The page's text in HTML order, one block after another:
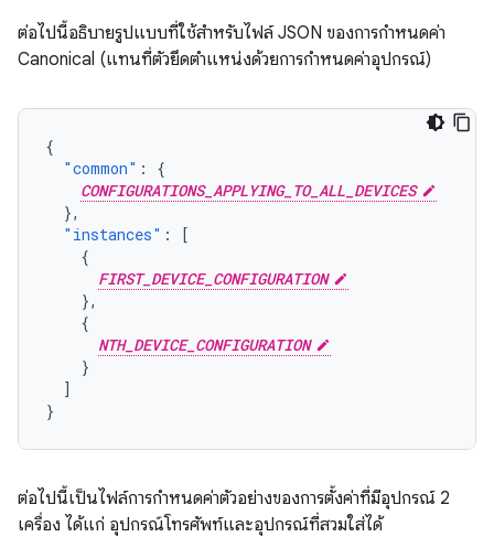
ต่อไปนี้อธิบายรูปแบบที่ใช้สำหรับไฟล์ JSON ของการกำหนดค่า
Canonical (แทนที่ตัวยึดตำแหน่งด้วยการกำหนดค่าอุปกรณ์)
{
"common" :
{
CONFIGURATIONS_APPLYING_TO_ALL_DEVICES
},
"instances" :
[
{
FIRST_DEVICE_CONFIGURATION
},
{
NTH_DEVICE_CONFIGURATION
}
]
}
ต่อไปนี้เป็นไฟล์การกำหนดค่าตัวอย่างของการตั้งค่าที่มีอุปกรณ์ 2
เครื่อง ได้แก่ อุปกรณ์โทรศัพท์และอุปกรณ์ที่สวมใส่ได้